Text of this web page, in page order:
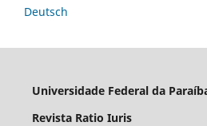
Deutsch
Universidade Federal da
Revista Ratio Iuris